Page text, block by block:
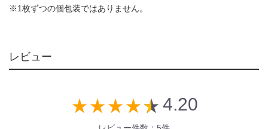
※1枚ずつの個包装ではありません。
レビュー
star_rate star_rate star_rate star_ratestar_rate 4.20